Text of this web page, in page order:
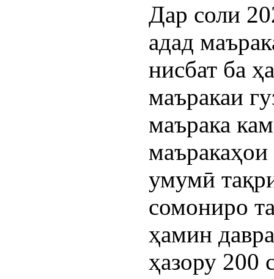
Дар соли
адад
нисбат ба
маъракаи
маърака
умумӣ
сомониро
ҳамин
ҳазору 200